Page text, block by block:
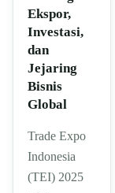
Ekspor,
Investasi,
dan
Jejaring
Bisnis
Global
Trade Expo
Indonesia
(TEI) 2025